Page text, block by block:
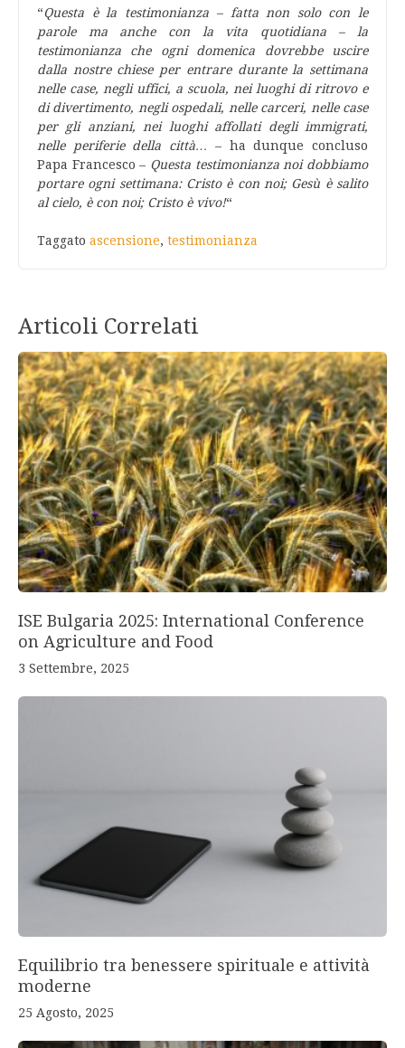
“Questa è la testimonianza – fatta non solo con le
parole ma anche con la vita quotidiana – la
testimonianza che ogni domenica dovrebbe uscire
dalla nostre chiese per entrare durante la settimana
nelle case, negli uffici, a scuola, nei luoghi di ritrovo e
di divertimento, negli ospedali, nelle carceri, nelle case
per gli anziani, nei luoghi affollati degli immigrati,
nelle periferie della città…
– ha dunque concluso
Papa Francesco – Questa testimonianza noi dobbiamo
portare ogni settimana: Cristo è con noi; Gesù è salito
al cielo, è con noi; Cristo è vivo!“
Taggato ascensione, testimonianza
Articoli Correlati
ISE Bulgaria 2025: International Conference
on Agriculture and Food
3 Settembre, 2025
Equilibrio tra benessere spirituale e attività
moderne
25 Agosto, 2025